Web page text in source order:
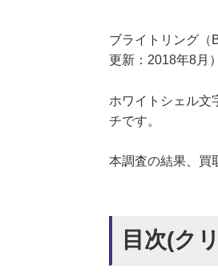
ブライトリング（
更新：2018年8月
ホワイトシェル文
チです。
本調査の結果、買
目次(ク